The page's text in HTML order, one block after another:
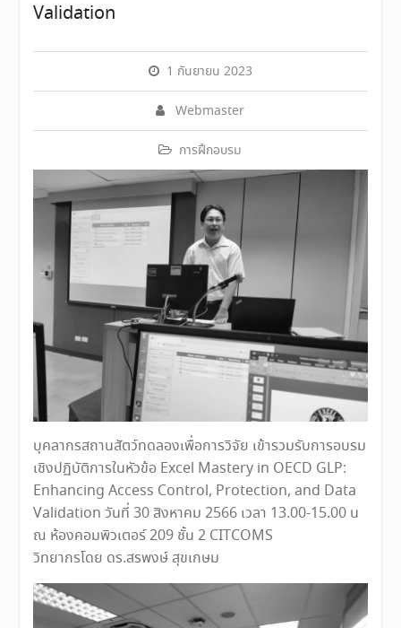
Validation
1 กันยายน 2023
Webmaster
การฝึกอบรม
บุคลากรสถานสัตว์ทดลองเพื่อการวิจัย เข้ารวมรับการอบรม
เชิงปฏิบัติการในหัวข้อ Excel Mastery in OECD GLP:
Enhancing Access Control, Protection, and Data
Validation วันที่ 30 สิงหาคม 2566 เวลา 13.00-15.00 น
ณ ห้องคอมพิวเตอร์ 209 ชั้น 2 CITCOMS
วิทยากรโดย ดร.สรพงษ์ สุขเกษม